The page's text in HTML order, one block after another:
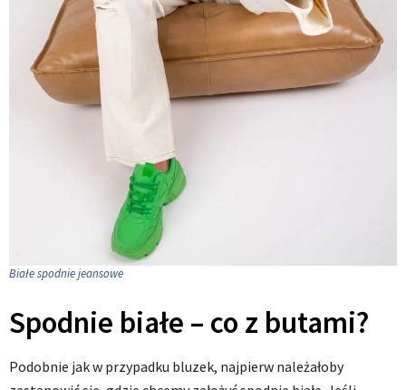
Białe spodnie jeansowe
Spodnie białe – co z butami?
Podobnie jak w przypadku bluzek, najpierw należałoby